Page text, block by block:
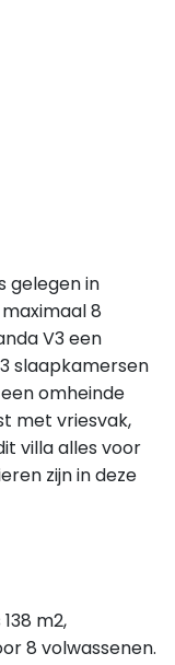
gelegen in
8
V3 een
slaapkamersen
omheinde
met vriesvak,
villa alles voor
zijn in deze
m2,
8 volwassenen.